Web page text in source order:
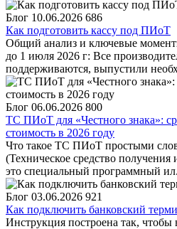
Блог 10.06.2026 686
Как подготовить кассу под ПИоТ
Общий анализ и ключевые
до 1 июля 2026 г: Все
поддерживаются, выпустили
Блог 06.06.2026 800
ТС ПИоТ для «Честного знака»:
стоимость в 2026 году
Что такое ТС ПИоТ простыми
(Техническое средство
это специальный программный
Блог 03.06.2026 921
Как подключить банковский
Инструкция построена так, чтобы